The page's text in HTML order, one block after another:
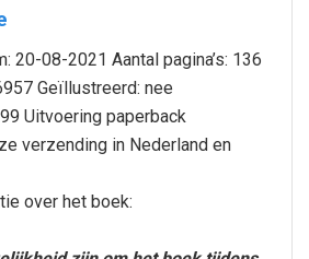
20-08-2021 Aantal pagina’s: 136
Geïllustreerd: nee
Uitvoering paperback
verzending in Nederland en
over het boek: